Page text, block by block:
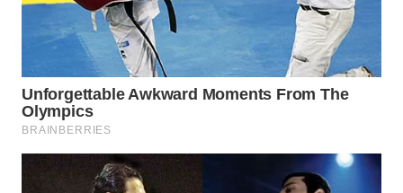
WN
INDRAMAYU
WN
KUNINGAN
MAJALENGKA